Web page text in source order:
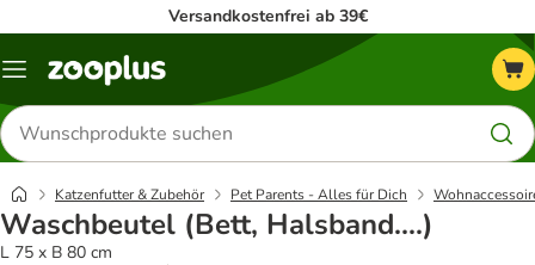
Versandkostenfrei ab 39€
Menü
Produkte
suchen
Katzenfutter & Zubehör Pet Parents - Alles für Dich
Waschbeutel (Bett, Halsband....)
L 75 x B 80 cm